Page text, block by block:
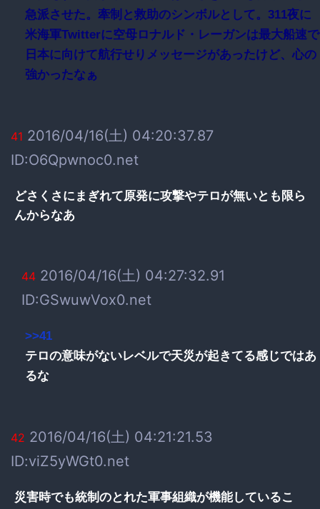
急派させた。牽制と救助のシンボルとして。311夜に
米海軍Twitterに空母ロナルド・レーガンは最大船速で
日本に向けて航行せりメッセージがあったけど、心の
強かったなぁ
41 2016/04/16(土) 04:20:37.87
ID:O6Qpwnoc0.net
どさくさにまぎれて原発に攻撃やテロが無いとも限ら
んからなあ
44 2016/04/16(土) 04:27:32.91
ID:GSwuwVox0.net
>>41
テロの意味がないレベルで天災が起きてる感じではあ
るな
42 2016/04/16(土) 04:21:21.53
ID:viZ5yWGt0.net
災害時でも統制のとれた軍事組織が機能しているこ